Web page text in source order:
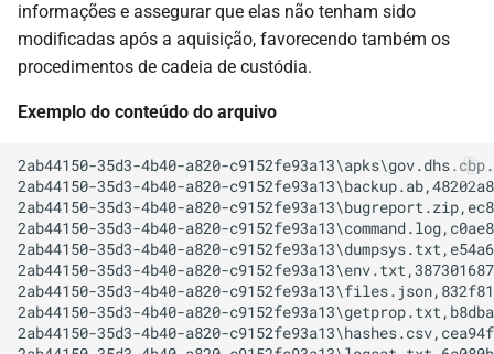
informações e assegurar que elas não tenham sido
modificadas após a aquisição, favorecendo também os
procedimentos de cadeia de custódia.
Exemplo do conteúdo do arquivo
2ab44150-35d3-4b40-a820-
2ab44150-35d3-4b40-a820-
2ab44150-35d3-4b40-a820-
2ab44150-35d3-4b40-a820-
2ab44150-35d3-4b40-a820-
2ab44150-35d3-4b40-a820-
2ab44150-35d3-4b40-a820-
2ab44150-35d3-4b40-a820-
2ab44150-35d3-4b40-a820-